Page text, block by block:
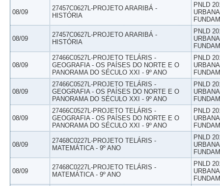
08/09
27457C0627L-PROJETO ARARIBÁ -
HISTÓRIA
PNLD
08/09
27457C0627L-PROJETO ARARIBÁ -
HISTÓRIA
PNLD
08/09
27466C0527L-PROJETO TELÁRIS -
GEOGRAFIA - OS PAÍSES DO NORTE E O
PANORAMA DO SÉCULO XXI - 9º ANO
PNLD
08/09
27466C0527L-PROJETO TELÁRIS -
GEOGRAFIA - OS PAÍSES DO NORTE E O
PANORAMA DO SÉCULO XXI - 9º ANO
PNLD
08/09
27466C0527L-PROJETO TELÁRIS -
GEOGRAFIA - OS PAÍSES DO NORTE E O
PANORAMA DO SÉCULO XXI - 9º ANO
PNLD
08/09
27468C0227L-PROJETO TELÁRIS -
MATEMÁTICA - 9º ANO
PNLD
08/09
27468C0227L-PROJETO TELÁRIS -
MATEMÁTICA - 9º ANO
PNLD